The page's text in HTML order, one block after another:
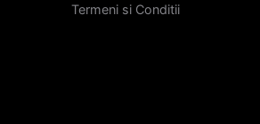
Termeni si Conditii